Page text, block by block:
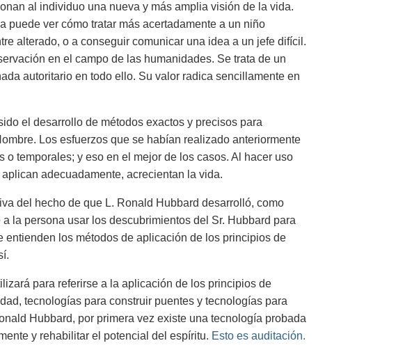
al individuo una nueva y más amplia visión de la vida.
ver cómo tratar más acertadamente a un niño
alterado, o a conseguir comunicar una idea a un jefe difícil.
en el campo de las humanidades. Se trata de un
autoritario en todo ello. Su valor radica sencillamente en
el desarrollo de métodos exactos y precisos para
Los esfuerzos que se habían realizado anteriormente
temporales; y eso en el mejor de los casos. Al hacer uso
adecuadamente, acrecientan la vida.
del hecho de que L. Ronald Hubbard desarrolló, como
la persona usar los descubrimientos del Sr. Hubbard para
entienden los métodos de aplicación de los principios de
para referirse a la aplicación de los principios de
tecnologías para construir puentes y tecnologías para
Hubbard, por primera vez existe una tecnología probada
y rehabilitar el potencial del espíritu. Esto es auditación.